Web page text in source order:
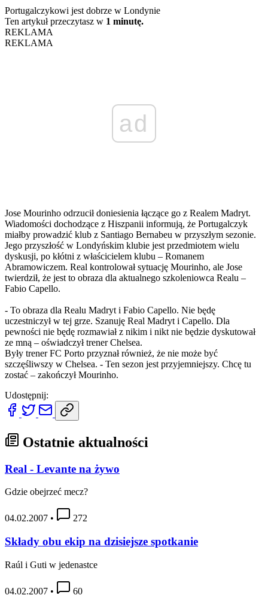
Portugalczykowi jest dobrze w Londynie
Ten artykuł przeczytasz w 1 minutę.
REKLAMA
REKLAMA
ad
Jose Mourinho odrzucił doniesienia łączące go z Realem Madryt.
Wiadomości dochodzące z Hiszpanii informują, że Portugalczyk
miałby prowadzić klub z Santiago Bernabeu w przyszłym sezonie.
Jego przyszłość w Londyńskim klubie jest przedmiotem wielu
dyskusji, po kłótni z właścicielem klubu – Romanem
Abramowiczem. Real kontrolował sytuację Mourinho, ale Jose
twierdził, że jest to obraza dla aktualnego szkoleniowca Realu –
Fabio Capello.
- To obraza dla Realu Madryt i Fabio Capello. Nie będę
uczestniczył w tej grze. Szanuję Real Madryt i Capello. Dla
pewności nie będę rozmawiał z nikim i nikt nie będzie dyskutował
ze mną – oświadczył trener Chelsea.
Były trener FC Porto przyznał również, że nie może być
szczęśliwszy w Chelsea. - Ten sezon jest przyjemniejszy. Chcę tu
zostać – zakończył Mourinho.
Udostępnij:
Ostatnie aktualności
Real - Levante na żywo
Gdzie obejrzeć mecz?
04.02.2007 • 272
Składy obu ekip na dzisiejsze spotkanie
Raúl i Guti w jedenastce
04.02.2007 • 60